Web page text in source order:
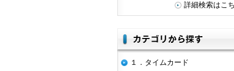
詳細検索はこ
１．タイムカード